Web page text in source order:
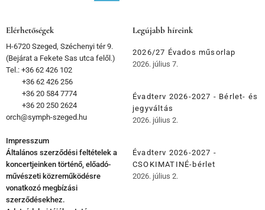
Elérhetőségek
H-6720 Szeged, Széchenyi tér 9.
(Bejárat a Fekete Sas utca felől.)
Tel.: +36 62 426 102
+36 62 426 256
+36 20 584 7774
+36 20 250 2624
orch@symph-szeged.hu
Impresszum
Általános szerződési feltételek a
koncertjeinken történő, előadó-
művészeti közreműködésre
vonatkozó megbízási
szerződésekhez.
Legújabb híreink
2026/27 Évados műsorlap
2026. július 7.
Évadterv 2026-2027 - Bérlet- és
jegyváltás
2026. július 2.
Évadterv 2026-2027 -
CSOKIMATINÉ-bérlet
2026. július 2.